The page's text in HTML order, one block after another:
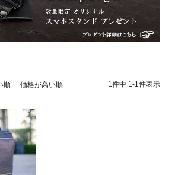
順 価格が高い順 1件中 1-1件表示